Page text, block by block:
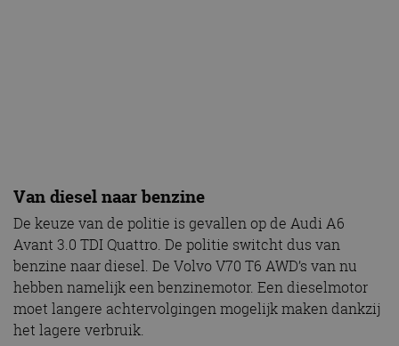
Van diesel naar benzine
De keuze van de politie is gevallen op de Audi A6
Avant 3.0 TDI Quattro. De politie switcht dus van
benzine naar diesel. De Volvo V70 T6 AWD’s van nu
hebben namelijk een benzinemotor. Een dieselmotor
moet langere achtervolgingen mogelijk maken dankzij
het lagere verbruik.